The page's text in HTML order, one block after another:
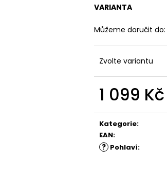
VARIANTA
Můžeme doručit do:
Zvolte variantu
1 099 Kč
Kategorie:
EAN:
? Pohlaví: